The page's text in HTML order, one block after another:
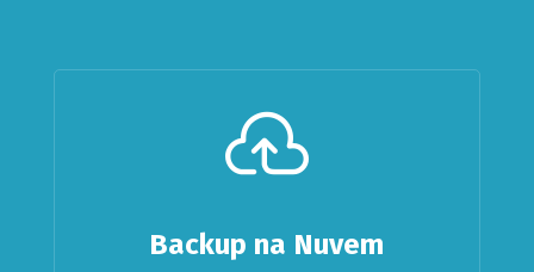

Backup na Nuvem